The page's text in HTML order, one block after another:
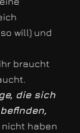
will) und
braucht
die sich
haben